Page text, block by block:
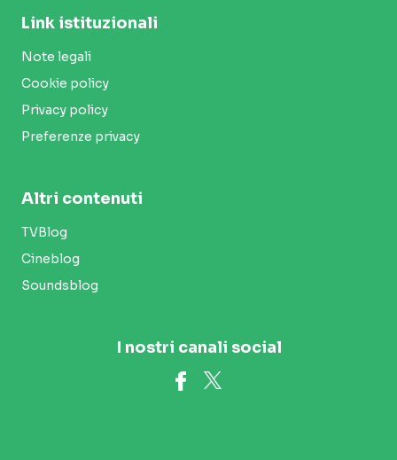
Link istituzionali
Note legali
Cookie policy
Privacy policy
Preferenze privacy
Altri contenuti
TVBlog
Cineblog
Soundsblog
I nostri canali social